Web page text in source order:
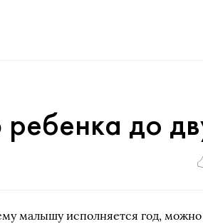
до
малышу исполняется год,